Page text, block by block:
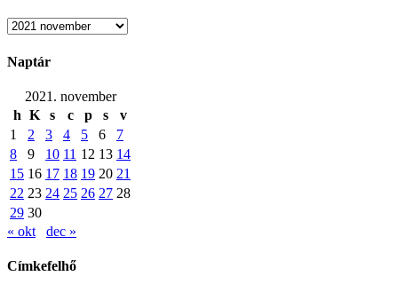
Archívum
Naptár
2021. november
h K s c p s
v
1
2 3 4 5 6
7
8
9 10 11 12 13 14
15 16 17 18 19 20 21
22 23 24 25 26 27 28
29 30
« okt
dec »
Címkefelhő